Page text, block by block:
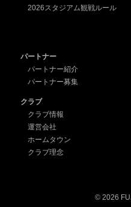
2026スタジアム観戦ルール
パートナー
パートナー紹介
パートナー募集
クラブ
クラブ情報
運営会社
ホームタウン
クラブ理念
© 2026